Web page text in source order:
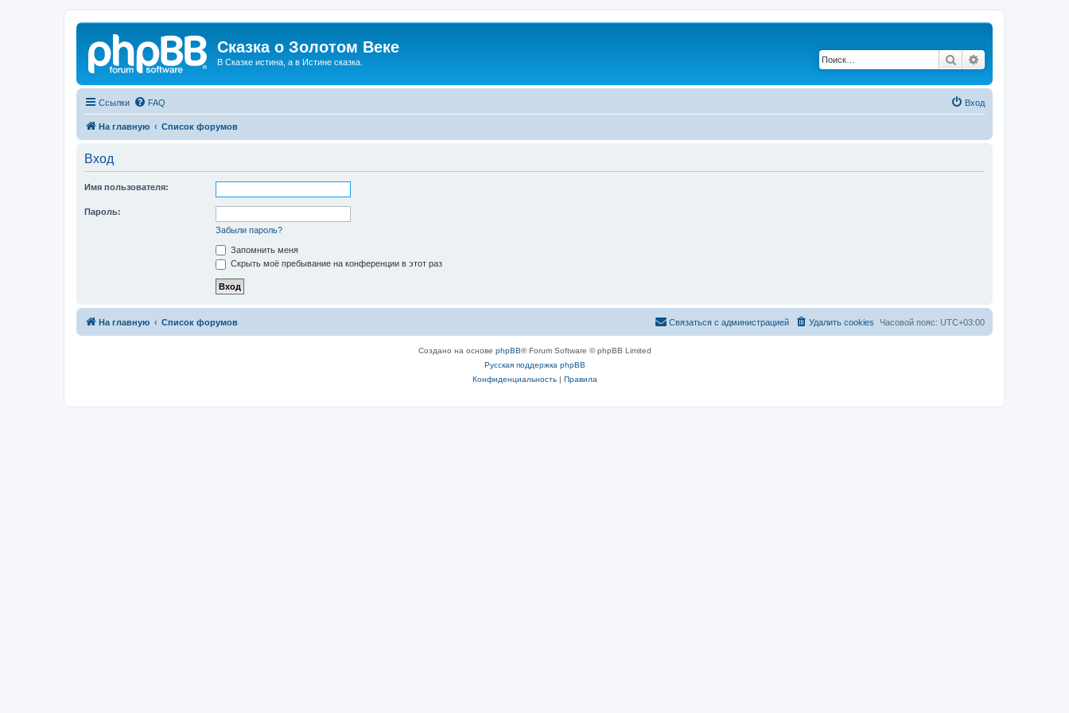
Сказка о Золотом Веке
В Сказке истина, а в Истине сказка. Поиск
Ссылки FAQ Вход
На главную Список форумов
Вход
Имя пользователя:
Пароль:
Забыли пароль?
Запомнить меня
Скрыть моё пребывание на конференции в этот раз
На главную Список форумов Часовой пояс: UTC+03:00
Удалить cookies
Связаться с администрацией
Создано на основе phpBB® Forum Software © phpBB Limited
Русская поддержка phpBB
Конфиденциальность| Правила